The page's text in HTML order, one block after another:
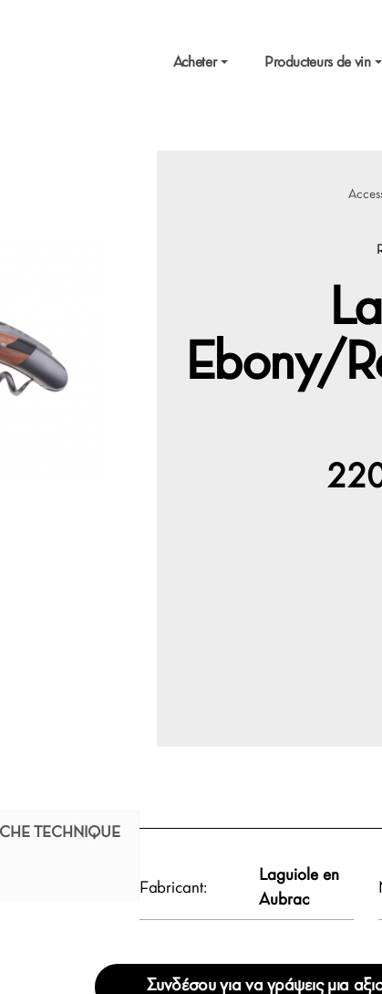
Acheter Producteurs de vin
Ebony/
TECHNIQUE
Fabricant:
Laguiole en
Aubrac
Συνδέσου για να γράψεις μια